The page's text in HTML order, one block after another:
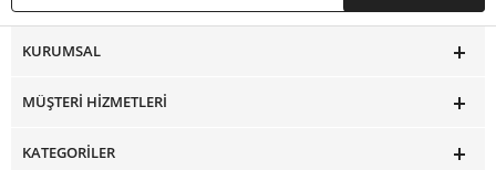
KURUMSAL
MÜŞTERI HIZMETLERI
KATEGORILER